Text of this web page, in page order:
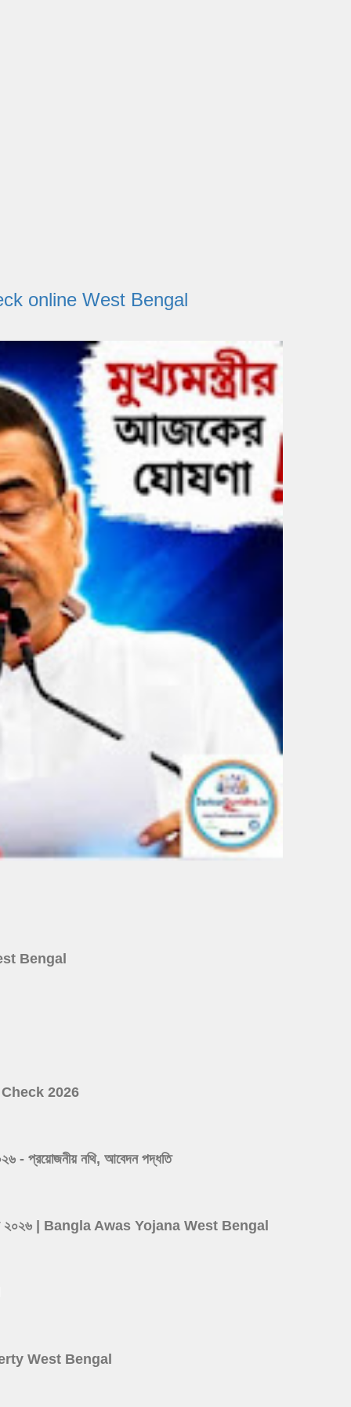
online West Bengal
Bengal
Check 2026
প্রয়োজনীয় নথি, আবেদন পদ্ধতি
২০২৬ | Bangla Awas Yojana West Bengal
West Bengal